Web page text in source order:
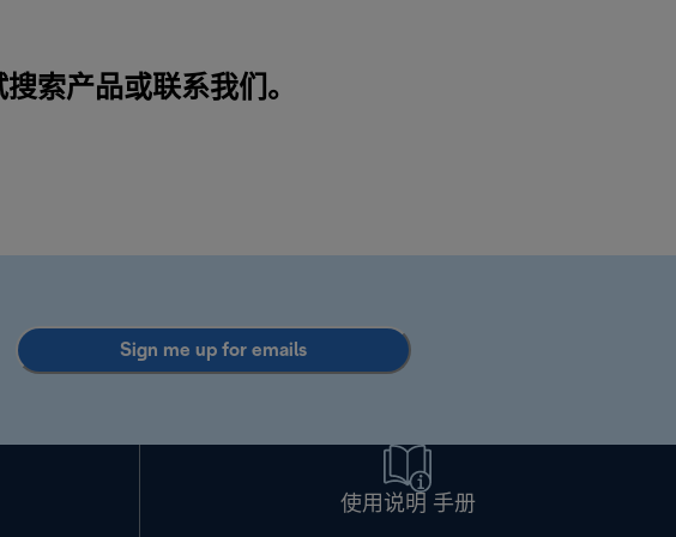
搜索产品或联系我们 。
Sign me up for emails
使用说明 手册